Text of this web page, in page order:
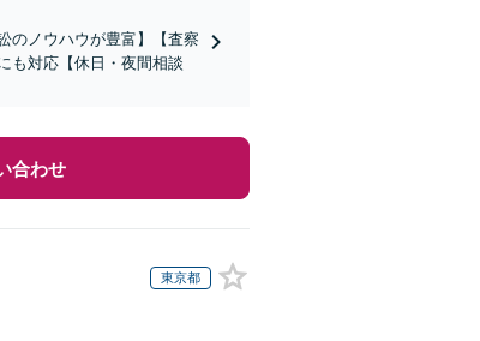
のノウハウが豊富】【査察
も対応【休日・夜間相談
合わせ
東京都